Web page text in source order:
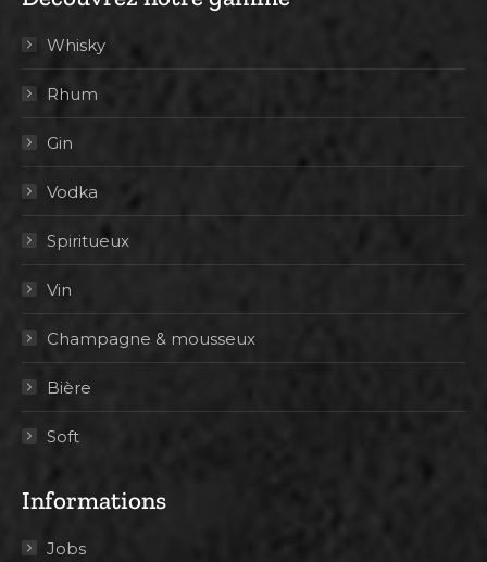
Whisky
Rhum
Gin
Vodka
Spiritueux
Vin
Champagne & mousseux
Bière
Soft
Informations
Jobs